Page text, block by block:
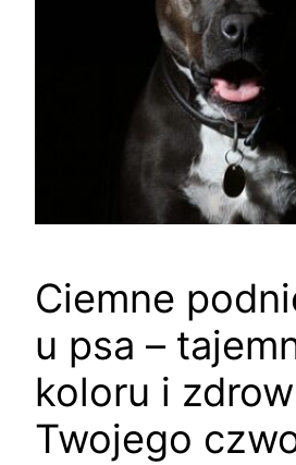
Ciemne
u psa –
koloru i
Twojego